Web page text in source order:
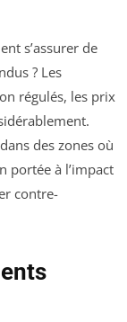
s’assurer de
? Les
régulés, les prix
des zones où
portée à l’impact
contre-